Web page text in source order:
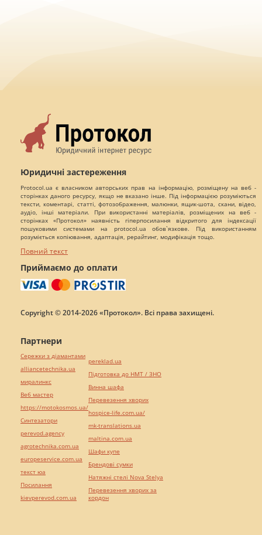
Юридичні застереження
Protocol.ua є власником авторських прав на інформацію, розміщену на веб -
сторінках даного ресурсу, якщо не вказано інше. Під інформацією розуміються
тексти, коментарі, статті, фотозображення, малюнки, ящик-шота, скани, відео,
аудіо, інші матеріали. При використанні матеріалів, розміщених на веб -
сторінках «Протокол» наявність гіперпосилання відкритого для індексації
пошуковими системами на protocol.ua обов`язкове. Під використанням
розуміється копіювання, адаптація, рерайтинг, модифікація тощо.
Повний текст
Приймаємо до оплати
Copyright © 2014-2026 «Протокол». Всі права захищені.
Партнери
Сережки з діамантами
alliancetechnika.ua
миралинкс
Веб мастер
https://motokosmos.ua/
Синтезатори
perevod.agency
agrotechnika.com.ua
europeservice.com.ua
текст юа
Посилання
kievperevod.com.ua
pereklad.ua
Підготовка до НМТ / ЗНО
Винна шафа
Перевезення хворих
hospice-life.com.ua/
mk-translations.ua
maltina.com.ua
Шафи купе
Брендові сумки
Натяжні стелі Nova Stelya
Перевезення хворих за
кордон